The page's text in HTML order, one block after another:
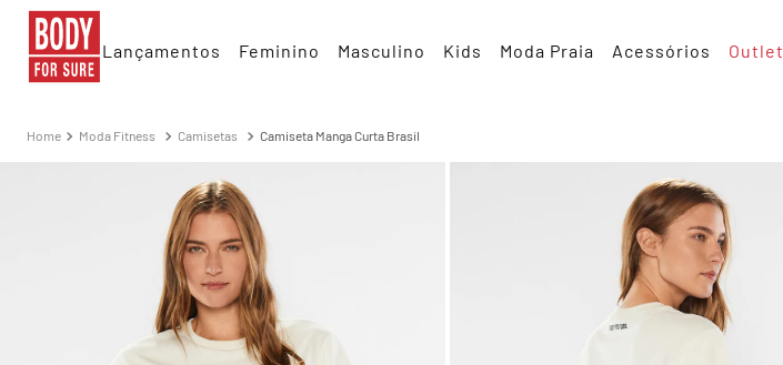
Lançamentos Feminino Masculino Kids Moda Praia Acessórios Outlet
Moda Fitness Camisetas Camiseta Manga Curta Brasil